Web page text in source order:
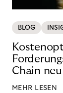
BLOG
Chain
MEHR LESEN